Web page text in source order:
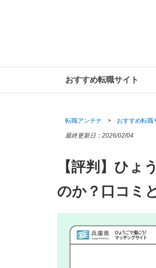
おすすめ転職サイト
転職アンテナ おすすめ転職
最終更新日： 2026/02/04
【評判】ひょ
のか？口コミ